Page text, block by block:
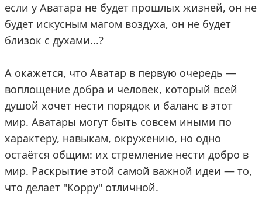
если у Аватара не будет прошлых жизней, он не
будет искусным магом воздуха, он не будет
близок с духами...?
А окажется, что Аватар в первую очередь —
воплощение добра и человек, который всей
душой хочет нести порядок и баланс в этот
мир. Аватары могут быть совсем иными по
характеру, навыкам, окружению, но одно
остаётся общим: их стремление нести добро в
мир. Раскрытие этой самой важной идеи — то,
что делает "Корру" отличной.